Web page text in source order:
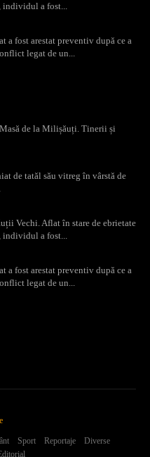
individul a fost...
a fost arestat preventiv după ce a
legat de un...
de la Milișăuți. Tinerii și
de tatăl său vitreg în vârstă de
Vechi. Aflat în stare de ebrietate
individul a fost...
a fost arestat preventiv după ce a
legat de un...
Sport Reportaje
Diverse